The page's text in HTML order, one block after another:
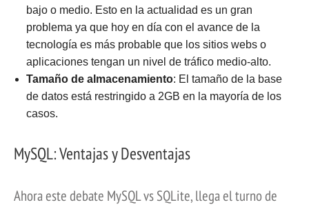
bajo o medio. Esto en la actualidad es un gran
problema ya que hoy en día con el avance de la
tecnología es más probable que los sitios webs o
aplicaciones tengan un nivel de tráfico medio-alto.
Tamaño de almacenamiento: El tamaño de la base
de datos está restringido a 2GB en la mayoría de los
casos.
MySQL: Ventajasy Desventajas
Ahora este debate MySQL vs SQLite, llega el turno de